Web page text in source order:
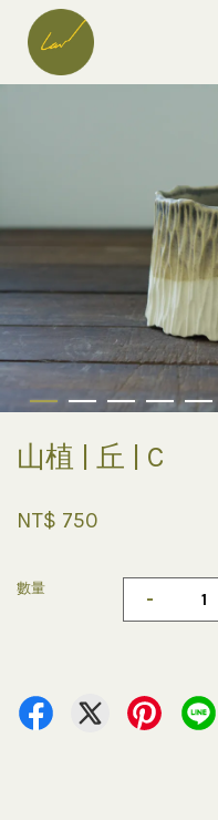
山植 | 丘 | C
NT$ 750
數量 -